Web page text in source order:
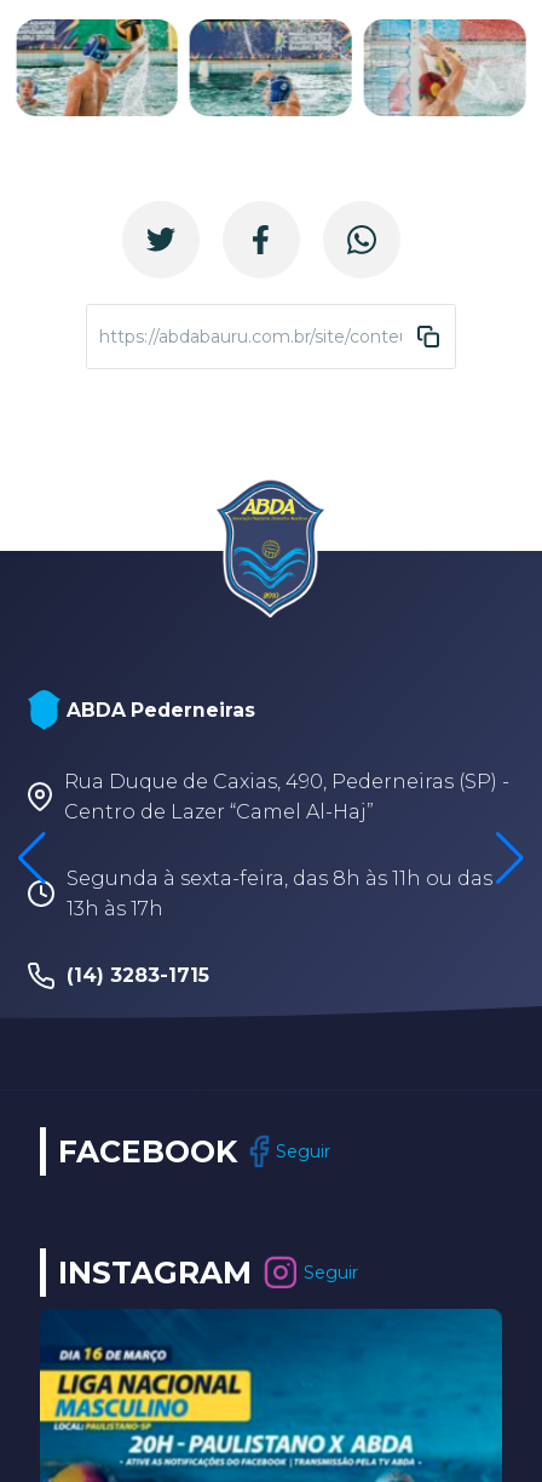
https://abdabauru.com.br/site/conteudo/4188-
ABDA Pederneiras
Rua Duque de Caxias, 490, Pederneiras (SP) -
Centro de Lazer “Camel Al-Haj”
Segunda à sexta-feira, das 8h às 11h ou das
13h às 17h
(14) 3283-1715
FACEBOOK Seguir
INSTAGRAM Seguir